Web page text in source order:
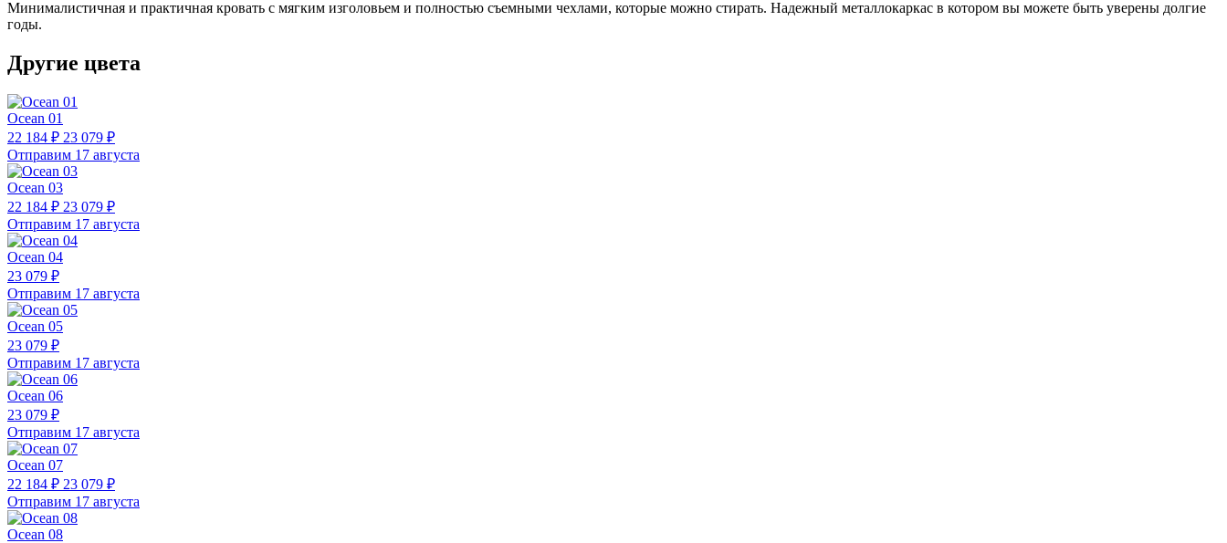
Минималистичная и практичная кровать с мягким изголовьем и полностью съемными чехлами, которые можно стирать. Надежный металлокаркас в котором вы можете быть уверены долгие
годы.
Другие цвета
Ocean 01
22 184 ₽ 23 079 ₽
Отправим 17 августа
Ocean 03
22 184 ₽ 23 079 ₽
Отправим 17 августа
Ocean 04
23 079 ₽
Отправим 17 августа
Ocean 05
23 079 ₽
Отправим 17 августа
Ocean 06
23 079 ₽
Отправим 17 августа
Ocean 07
22 184 ₽ 23 079 ₽
Отправим 17 августа
Ocean 08